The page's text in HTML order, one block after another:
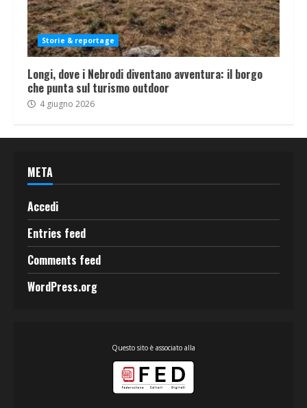
Storie & reportage
Longi, dove i Nebrodi diventano avventura: il borgo
che punta sul turismo outdoor
4 giugno 2026
META
Accedi
Entries feed
Comments feed
WordPress.org
Questo sito è associato alla